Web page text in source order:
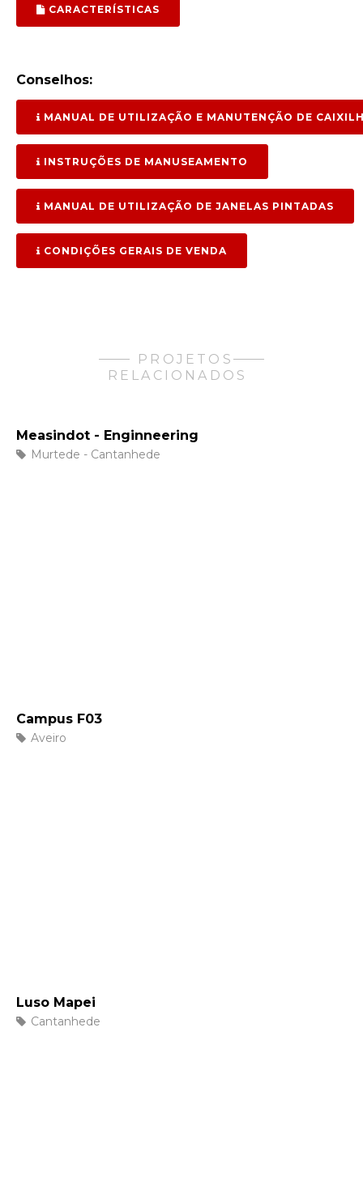
CARACTERÍSTICAS
Conselhos:
MANUAL DE UTILIZAÇÃO E MANUTENÇÃO DE
INSTRUÇÕES DE MANUSEAMENTO
MANUAL DE UTILIZAÇÃO DE JANELAS PINTADAS
CONDIÇÕES GERAIS DE VENDA
PROJETOS
RELACIONADOS
Measindot - Enginneering
Murtede - Cantanhede
Campus F03
Aveiro
Luso Mapei
Cantanhede